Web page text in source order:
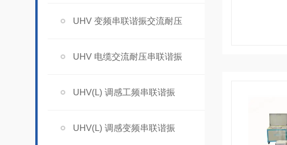
UHV 变频串联谐振交流耐压
UHV 电缆交流耐压串联谐振
UHV(L) 调感工频串联谐振
UHV(L) 调感变频串联谐振